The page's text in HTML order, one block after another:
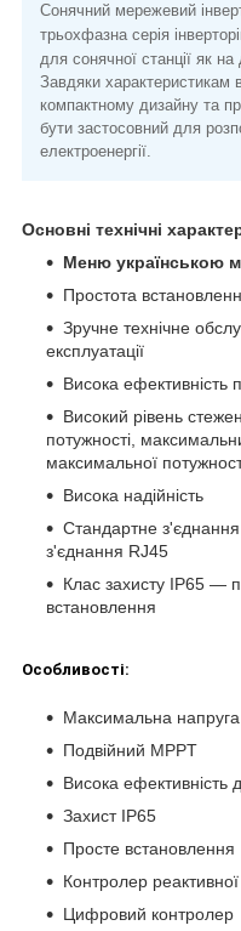
Сонячний мережевий
трьохфазна серія
для сонячної станції як на
Завдяки характеристикам
компактному дизайну та
бути застосовний для
електроенергії.
Основні технічні
Меню українською
Простота
Зручне технічне
експлуатації
Висока ефективність
Високий рівень
потужності,
максимальної
Висока надійність
Стандартне
з'єднання RJ45
Клас захисту IP65 —
встановлення
Особливості:
Максимальна
Подвійний MPPT
Висока ефективність
Захист IP65
Просте встановлення
Контролер реактивної
Цифровий контролер